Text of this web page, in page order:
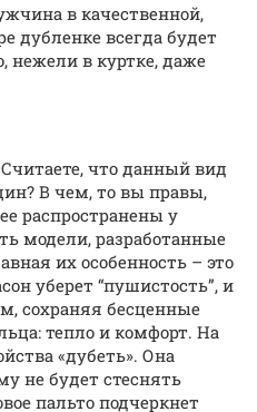
в качественной,
дубленке всегда будет
нежели в куртке, даже
что данный вид
В чем, то вы правы,
распространены у
модели, разработанные
их особенность – это
уберет “пушистость”, и
сохраняя бесценные
тепло и комфорт. На
«дубеть». Она
не будет стеснять
пальто подчеркнет